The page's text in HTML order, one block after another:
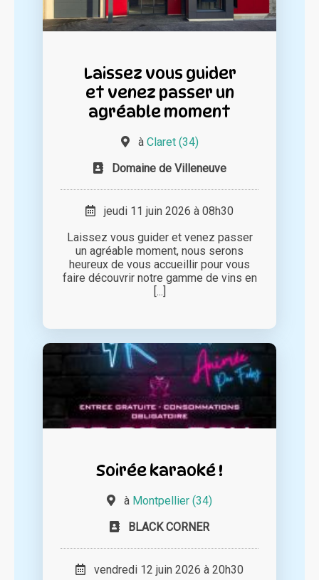
Laissez vous guider
et venez passer un
agréable moment
à Claret (34)
Domaine de Villeneuve
jeudi 11 juin 2026 à 08h30
Laissez vous guider et venez passer
un agréable moment, nous serons
heureux de vous accueillir pour vous
faire découvrir notre gamme de vins en
[...]
Soirée karaoké !
à Montpellier (34)
BLACK CORNER
vendredi 12 juin 2026 à 20h30